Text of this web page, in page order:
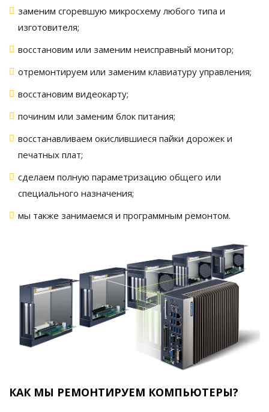
заменим сгоревшую микросхему любого типа и
изготовителя;
восстановим или заменим неисправный монитор;
отремонтируем или заменим клавиатуру управления;
восстановим видеокарту;
починим или заменим блок питания;
восстанавливаем окислившиеся пайки дорожек и
печатных плат;
сделаем полную параметризацию общего или
специального назначения;
мы также занимаемся и программным ремонтом.
КАК МЫ РЕМОНТИРУЕМ КОМПЬЮТЕРЫ?